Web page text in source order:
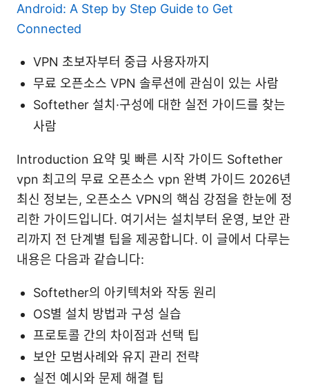
Android: A Step by Step Guide to Get
Connected
VPN 초보자부터 중급 사용자까지
무료 오픈소스 VPN 솔루션에 관심이 있는 사람
Softether 설치·구성에 대한 실전 가이드를 찾는
사람
Introduction 요약 및 빠른 시작 가이드 Softether
vpn 최고의 무료 오픈소스 vpn 완벽 가이드 2026년
최신 정보는, 오픈소스 VPN의 핵심 강점을 한눈에 정
리한 가이드입니다. 여기서는 설치부터 운영, 보안 관
리까지 전 단계별 팁을 제공합니다. 이 글에서 다루는
내용은 다음과 같습니다:
Softether의 아키텍처와 작동 원리
OS별 설치 방법과 구성 실습
프로토콜 간의 차이점과 선택 팁
보안 모범사례와 유지 관리 전략
실전 예시와 문제 해결 팁